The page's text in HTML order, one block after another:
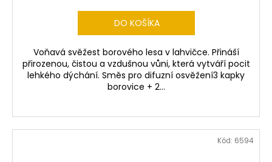
DO KOŠÍKA
Voňavá svěžest borového lesa v lahvičce. Přináší
přirozenou, čistou a vzdušnou vůni, která vytváří pocit
lehkého dýchání. Směs pro difuzní osvěžení3 kapky
borovice + 2...
Kód: 6594